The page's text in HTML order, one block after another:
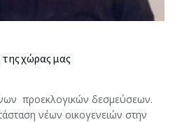
της χώρας μας
προεκλογικών δεσμεύσεων.
νέων οικογενειών στην